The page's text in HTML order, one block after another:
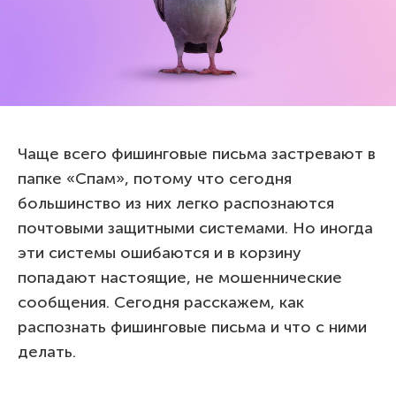
Чаще всего фишинговые письма застревают в
папке «Спам», потому что сегодня
большинство из них легко распознаются
почтовыми защитными системами. Но иногда
эти системы ошибаются и в корзину
попадают настоящие, не мошеннические
сообщения. Сегодня расскажем, как
распознать фишинговые письма и что с ними
делать.